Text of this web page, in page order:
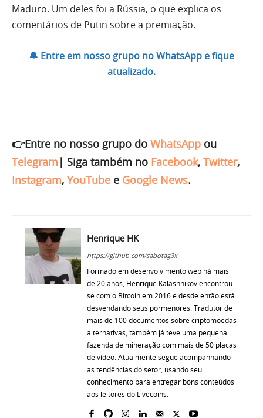
Maduro. Um deles foi a Rússia, o que explica os
comentários de Putin sobre a premiação.
🔔 Entre em nosso grupo no WhatsApp e fique
atualizado.
👉Entre no nosso grupo do WhatsApp ou
Telegram | Siga também no Facebook, Twitter,
Instagram, YouTube e Google News.
Henrique HK
https://github.com/sabotag3x
Formado em desenvolvimento web há mais
de 20 anos, Henrique Kalashnikov encontrou-
se com o Bitcoin em 2016 e desde então está
desvendando seus pormenores. Tradutor de
mais de 100 documentos sobre criptomoedas
alternativas, também já teve uma pequena
fazenda de mineração com mais de 50 placas
de vídeo. Atualmente segue acompanhando
as tendências do setor, usando seu
conhecimento para entregar bons conteúdos
aos leitores do Livecoins.